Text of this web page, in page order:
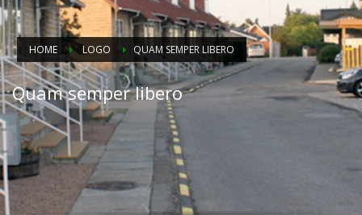
HOME LOGO QUAM SEMPER LIBERO
Quam semper libero